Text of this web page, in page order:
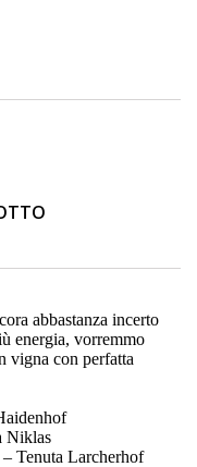
abbastanza incerto
energia, vorremmo
vigna con perfatta
Niklas
Tenuta Larcherhof